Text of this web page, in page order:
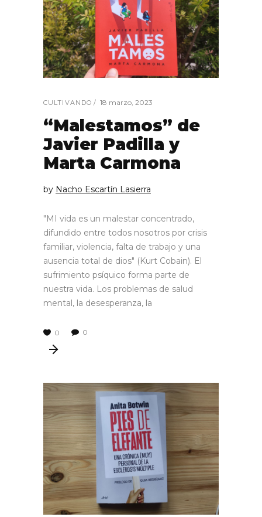
CULTIVANDO 18 marzo, 2023
“Malestamos” de
Javier Padilla y
Marta Carmona
by Nacho Escartín Lasierra
"MI vida es un malestar concentrado,
difundido entre todos nosotros por crisis
familiar, violencia, falta de trabajo y una
ausencia total de dios" (Kurt Cobain). El
sufrimiento psíquico forma parte de
nuestra vida. Los problemas de salud
mental, la desesperanza, la
0 0